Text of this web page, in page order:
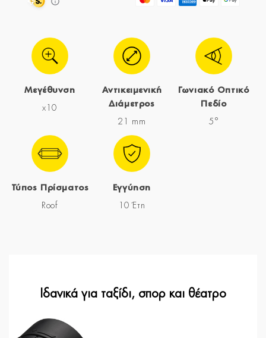
Μεγέθυνση
x10
Αντικειμενική
Διάμετρος
21 mm
Γωνιακό Οπτικό
Πεδίο
5°
Τύπος Πρίσματος
Roof
Εγγύηση
10 Έτη
Ιδανικά για ταξίδι, σπορ και θέατρο